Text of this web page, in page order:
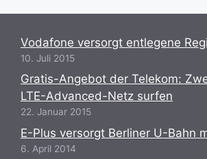
Vodafone versorgt entlegene
10. Juli 2015
Gratis-Angebot der Telekom:
LTE-Advanced-Netz surfen
22. Januar 2015
E-Plus versorgt Berliner U-Bahn
6. April 2014